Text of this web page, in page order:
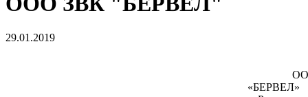
29.01.2019
ООО
«БЕРВЕЛ»